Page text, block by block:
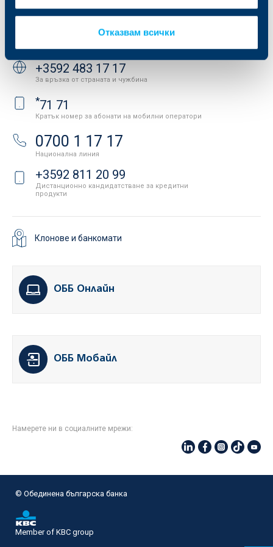
Отказвам всички
API портал за разработчици
Свържете се с нас
+3592 483 17 17
За връзка от страната и чужбина
*71 71
Кратък номер за абонати на мобилни оператори
0700 1 17 17
Национална линия
+3592 811 20 99
Дистанционно кандидатстване за кредитни
продукти
Клонове и банкомати
ОББ Онлайн
ОББ Мобайл
Намерете ни в социалните мрежи:
© Oбединена българска банка
Member of KBC group